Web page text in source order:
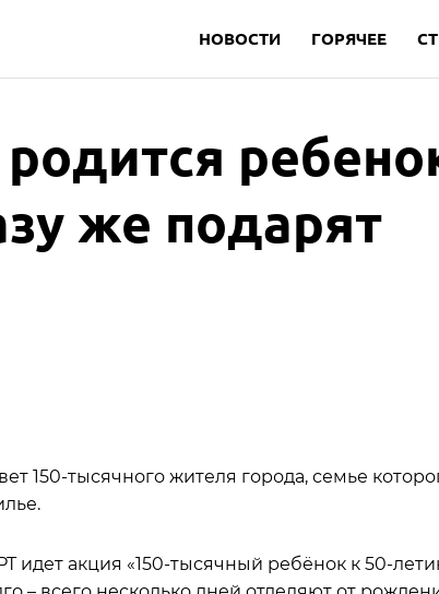
НОВОСТИ ГОРЯЧЕЕ
же подарят
150-тысячного жителя города, семье
идет акция «150-тысячный ребёнок к 50-